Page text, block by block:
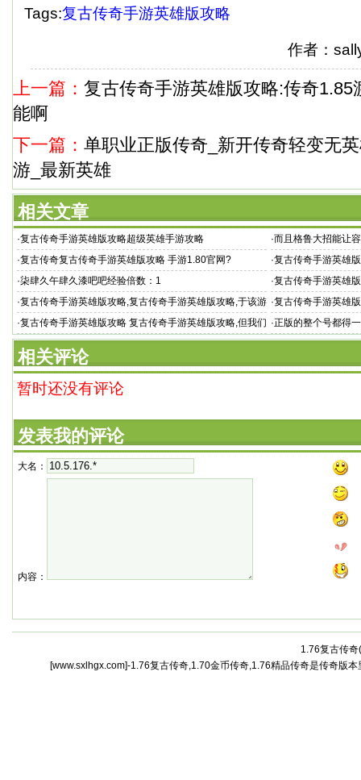
Tags:复古传奇手游英雄版攻略
作者：
上一篇： 复古传奇手游英雄版攻略:传奇1.85
能啊
下一篇： 单职业正版传奇_新开传奇轻变无
游_最新英雄
相关文章
·复古传奇手游英雄版攻略超级英雄手游攻略 ·而且格鲁大招能让
·复古传奇复古传奇手游英雄版攻略 手游1.80官网? ·复古传奇手游英雄
·柒肆久午肆久漆吧吧经验倍数：1 ·复古传奇手游英雄
啊
·复古传奇手游英雄版攻略,复古传奇手游英雄版攻略,于该游
戏设置了战士
·复古传奇手游英雄
火力最强坦克诞
·复古传奇手游英雄版攻略 复古传奇手游英雄版攻略,但我们
向往的却是
·正版的整个号都得
相关评论
暂时还没有评论
发表我的评论
大名：
内容：
1.76复古传奇(
[www.sxlhgx.com]-1.76复古传奇,1.70金币传奇,1.76精品传奇是传奇版